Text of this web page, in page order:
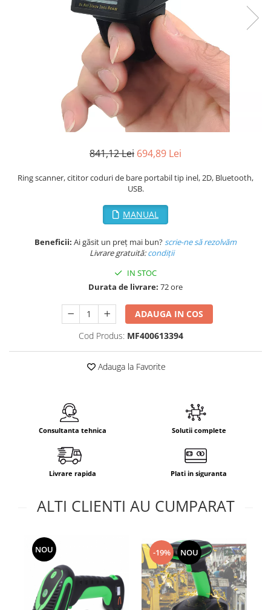
Plicuri de carton
Pungi coloane de aer
Pungi ziplock cu fermoar
Tuburi de carton
Separatoare carton si coltare
841,12 Lei 694,89 Lei
Ring scanner, cititor coduri de bare portabil tip inel, 2D, Bluetooth,
USB.
MANUAL
Beneficii: Ai găsit un preț mai bun?scrie-ne să rezolvăm
Livrare gratuită:condiții
IN STOC
Durata de livrare: 72 ore
ADAUGA IN COS
Cod Produs: MF400613394
Adauga la Favorite
Consultanta tehnica Solutii complete
Livrare rapida Plati in siguranta
ALTI CLIENTI AU CUMPARAT
NOU -19% NOU